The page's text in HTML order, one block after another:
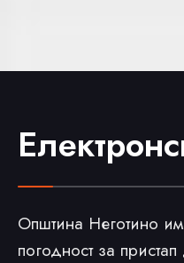
Општина Неготино
погодност за